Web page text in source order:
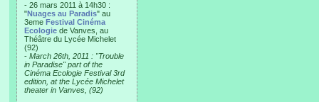
- 26 mars 2011 à 14h30 :
"Nuages au Paradis" au
3eme Festival Cinéma
Ecologie de Vanves, au
Théâtre du Lycée Michelet
(92)
- March 26th, 2011 : "Trouble
in Paradise" part of the
Cinéma Ecologie Festival 3rd
edition, at the Lycée Michelet
theater in Vanves, (92)